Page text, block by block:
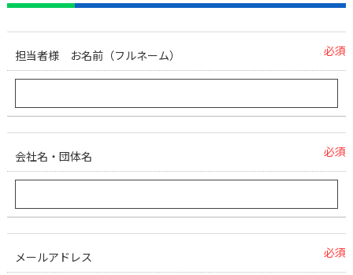
担当者様 お名前（フルネーム） 必須
会社名・団体名 必須
メールアドレス 必須